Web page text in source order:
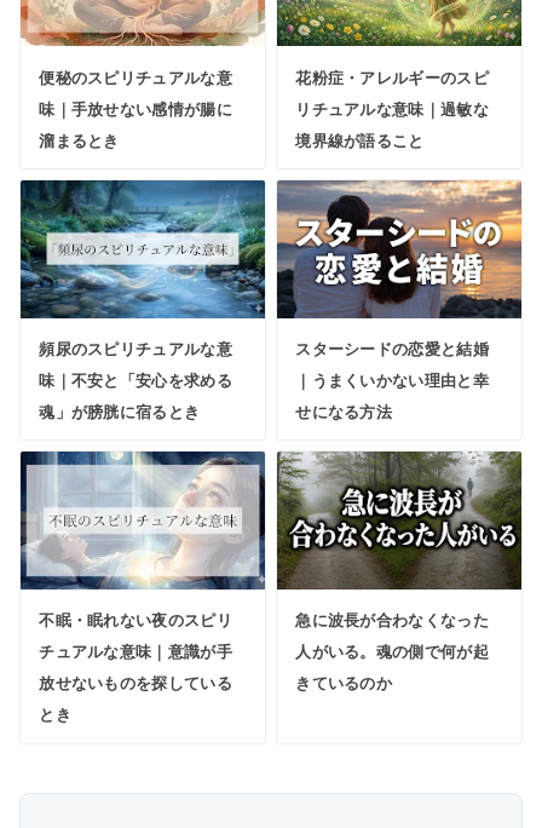
便秘のスピリチュアルな意
味｜手放せない感情が腸に
溜まるとき
花粉症・アレルギーのスピ
リチュアルな意味｜過敏な
境界線が語ること
頻尿のスピリチュアルな意
味｜不安と「安心を求める
魂」が膀胱に宿るとき
スターシードの恋愛と結婚
｜うまくいかない理由と幸
せになる方法
不眠・眠れない夜のスピリ
チュアルな意味｜意識が手
放せないものを探している
とき
急に波長が合わなくなった
人がいる。魂の側で何が起
きているのか